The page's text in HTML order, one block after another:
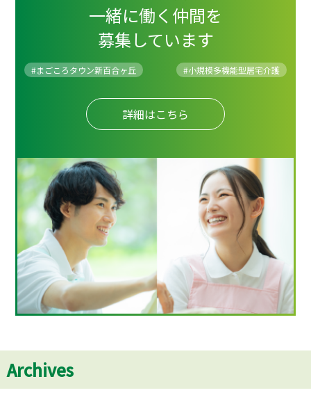
一緒に働く仲間を
募集しています
#まごころタウン新百合ヶ丘 #小規模多機能型居宅介護
詳細はこちら
Archives